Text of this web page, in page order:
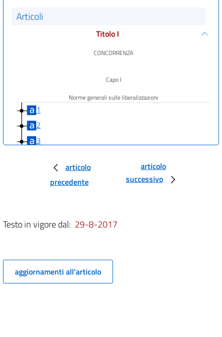
Articoli
Titolo I
CONCORRENZA
Capo I
Norme generali sulle liberalizzazioni
1
2
3
5 ter
7
articolo
precedente
articolo
successivo
Testo in vigore dal: 29-8-2017
aggiornamenti all'articolo